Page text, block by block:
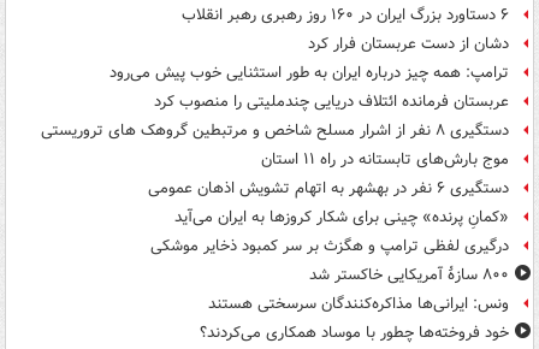
۶ دستاورد بزرگ ایران در ۱۶۰ روز رهبری رهبر انقلاب
دشان از دست عربستان فرار کرد
ترامپ: همه چیز درباره ایران به طور استثنایی خوب پیش می‌رود
عربستان فرمانده ائتلاف دریایی چندملیتی را منصوب کرد
دستگیری ۸ نفر از اشرار مسلح شاخص و مرتبطین گروهک های تروریستی
موج بارش‌های تابستانه در راه ۱۱ استان
دستگیری ۶ نفر در بهشهر به اتهام تشویش اذهان عمومی
«کمانِ پرنده» چینی برای شکار کروزها به ایران می‌آید
درگیری لفظی ترامپ و هگزث بر سر کمبود ذخایر موشکی
۸۰۰ سازۀ آمریکایی خاکستر شد
ونس: ایرانی‌ها مذاکره‌کنندگان سرسختی هستند
خود فروخته‌ها چطور با موساد همکاری می‌کردند؟